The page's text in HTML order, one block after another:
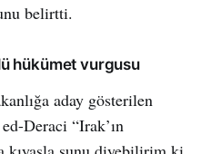
belirtti.
hükümet vurgusu
aday gösterilen
Deraci “Irak’ın